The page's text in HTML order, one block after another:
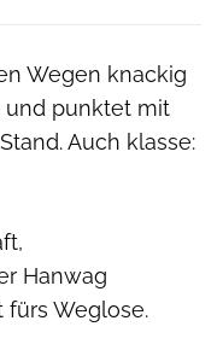
Wegen knackig
und punktet mit
Auch klasse:
Hanwag
fürs Weglose.